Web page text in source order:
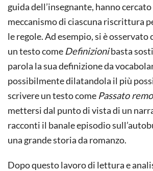
guida dell’insegnante, hanno
meccanismo di ciascuna riscrittura
le regole. Ad esempio, si è osservato
un testo come Definizionibasta
parola la sua definizione da
possibilmente dilatandola il più
scrivere un testo come Passato
mettersi dal punto di vista di un
racconti il banale episodio
una grande storia da romanzo.
Dopo questo lavoro di lettura e